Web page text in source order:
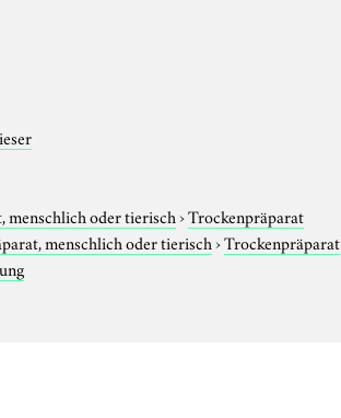
menschlich oder tierisch›Trockenpräparat
menschlich oder tierisch›Trockenpräparat